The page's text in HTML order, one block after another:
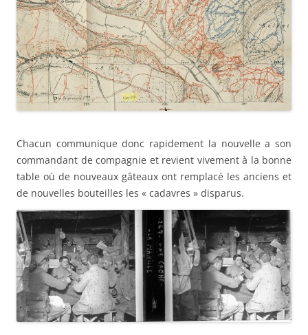
Chacun communique donc rapidement la nouvelle a son
commandant de compagnie et revient vivement à la bonne
table où de nouveaux gâteaux ont remplacé les anciens et
de nouvelles bouteilles les « cadavres » disparus.